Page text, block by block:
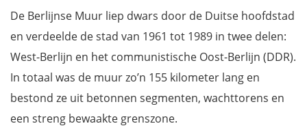
Bernauer Straße
Memorial Günter Litfin
Gedenkplaats voor Peter Fechter
Marie-Elisabeth-Lüders-Haus
Brandenburger Tor
Tränenpalast
De Berlijnse Muur liep dwars door de Duitse hoofdstad
en verdeelde de stad van 1961 tot 1989 in twee delen:
West-Berlijn en het communistische Oost-Berlijn (DDR).
In totaal was de muur zo’n 155 kilometer lang en
bestond ze uit betonnen segmenten, wachttorens en
een streng bewaakte grenszone.